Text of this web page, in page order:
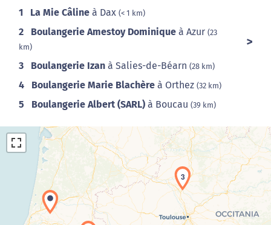
1 La Mie Câline à Dax (< 1 km)
2 Boulangerie Amestoy Dominique à Azur (23
km)
3 Boulangerie Izan à Salies-de-Béarn (28 km)
4 Boulangerie Marie Blachère à Orthez (32 km)
5 Boulangerie Albert (SARL) à Boucau (39 km)
3